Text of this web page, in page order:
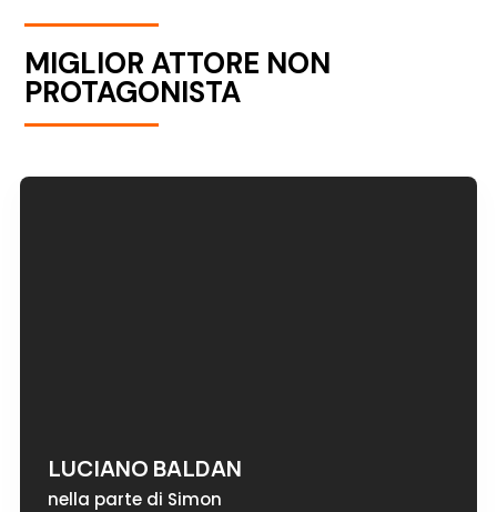
MIGLIOR ATTORE NON
PROTAGONISTA
LUCIANO BALDAN
nella parte di Simon